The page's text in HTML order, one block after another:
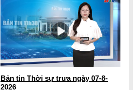
Bản tin Thời sự trưa ngày 07-8-
2026